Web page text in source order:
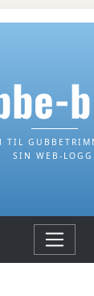
TIL
SIN WEB-LOGG.